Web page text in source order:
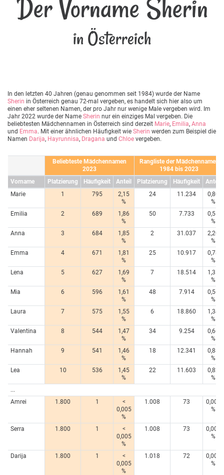
Der Vorname Sherin
in Österreich
In den letzten 40 Jahren (genau genommen seit 1984) wurde der Name
Sherin in Österreich genau 72-mal vergeben, es handelt sich hier also um
einen eher seltenen Namen, der pro Jahr nur wenige Male vergeben wird. Im
Jahr 2022 wurde der Name Sherin nur ein einziges Mal vergeben. Die
beliebtesten Mädchennamen in Österreich sind derzeit Marie, Emilia, Anna
und Emma. Mit einer ähnlichen Häufigkeit wie Sherin werden zum Beispiel die
Namen Darija, Hayrunnisa, Dragana und Chloe vergeben.
Beliebteste Mädchennamen
2023
Rangliste der Mädchennamen
1984 bis 2023
Vorname
Platzierung Häufigkeit Anteil Platzierung Häufigkeit
Anteil
Marie
1 795
2,15
%
24 11.234
0,80
%
Emilia
2 689
1,86
%
50 7.733
0,55
%
Anna
3 684
1,85
%
2 31.037
2,20
%
Emma
4 671
1,81
%
25 10.917
0,78
%
Lena
5 627
1,69
%
7 18.514
1,31
%
Mia
6 596
1,61
%
48 7.914
0,56
%
Laura
7 575
1,55
%
6 18.860
1,34
%
Valentina
8 544
1,47
%
34 9.254
0,66
%
Hannah
9 541
1,46
%
18 12.341
0,88
%
Lea
10 536
1,45
%
22 11.603
0,82
%
...
Amrei
1.800 1
<
0,005
%
1.008 73
0,005
%
Serra 1.800 1
<
0,005
%
1.008 73
0,005
%
Darija 1.800 1
<
0,005
%
1.018 72
0,005
%